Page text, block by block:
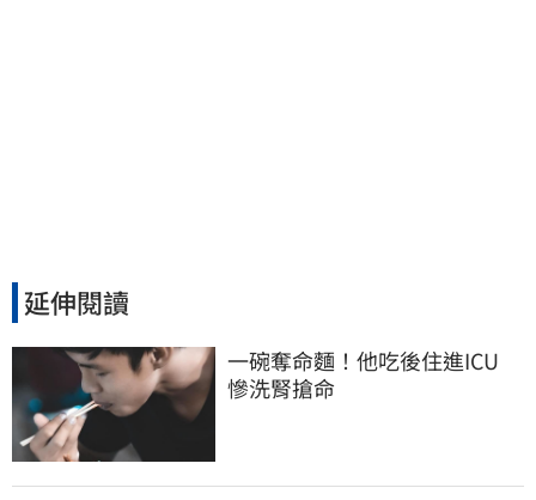
延伸閱讀
一碗奪命麵！他吃後住進ICU
慘洗腎搶命